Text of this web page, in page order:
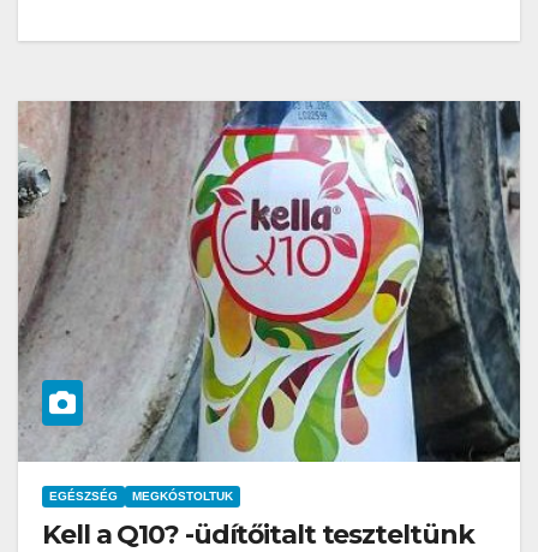
EGÉSZSÉG MEGKÓSTOLTUK
Kell a Q10? -üdítőitalt teszteltünk